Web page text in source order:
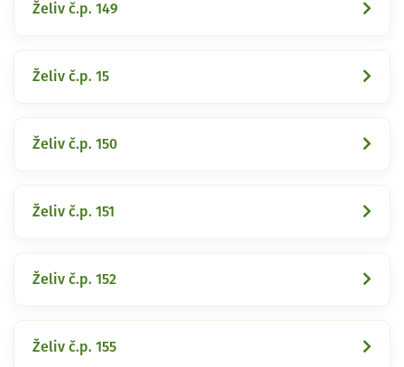
Želiv č.p. 149
Želiv č.p. 15
Želiv č.p. 150
Želiv č.p. 151
Želiv č.p. 152
Želiv č.p. 155